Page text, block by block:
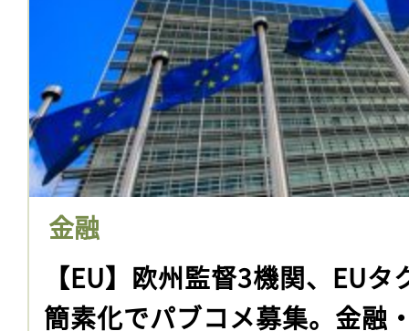
金融
【EU】欧州監督3機関、EU
簡素化でパブコメ募集。金融